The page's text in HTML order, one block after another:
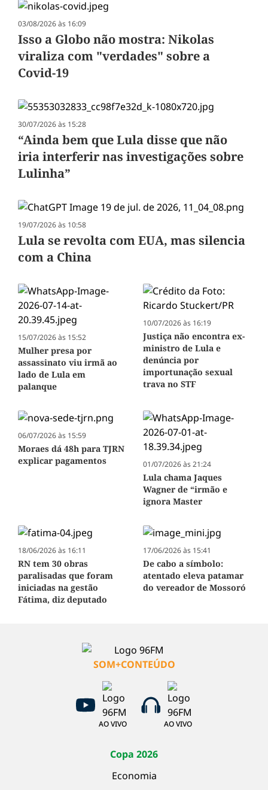
03/08/2026 às 16:09
Isso a Globo não mostra: Nikolas
viraliza com "verdades" sobre a
Covid-19
30/07/2026 às 15:28
“Ainda bem que Lula disse que não
iria interferir nas investigações sobre
Lulinha”
19/07/2026 às 10:58
Lula se revolta com EUA, mas silencia
com a China
15/07/2026 às 15:52
Mulher presa por
assassinato viu irmã ao
lado de Lula em
palanque
10/07/2026 às 16:19
Justiça não encontra ex-
ministro de Lula e
denúncia por
importunação sexual
trava no STF
06/07/2026 às 15:59
Moraes dá 48h para TJRN
explicar pagamentos
01/07/2026 às 21:24
Lula chama Jaques
Wagner de “irmão e
ignora Master
18/06/2026 às 16:11
RN tem 30 obras
paralisadas que foram
iniciadas na gestão
Fátima, diz deputado
17/06/2026 às 15:41
De cabo a símbolo:
atentado eleva patamar
do vereador de Mossoró
SOM+CONTEÚDO
AO VIVO AO VIVO
Copa 2026
Economia